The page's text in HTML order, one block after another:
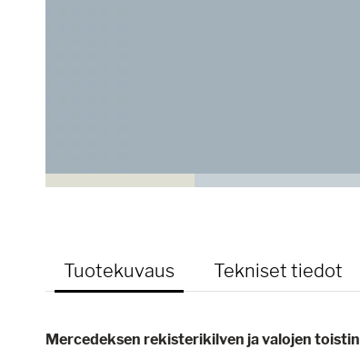
Tuotekuvaus Tekniset tiedot
Mercedeksen rekisterikilven ja valojen toistin